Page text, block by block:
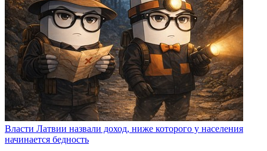
Власти Латвии назвали доход, ниже которого у населения
начинается бедность